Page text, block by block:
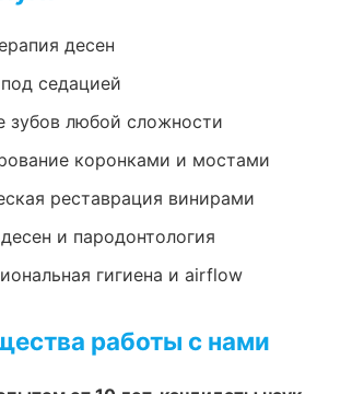
десен
седацией
зубов любой сложности
коронками и мостами
реставрация винирами
и пародонтология
гигиена и airflow
работы с нами